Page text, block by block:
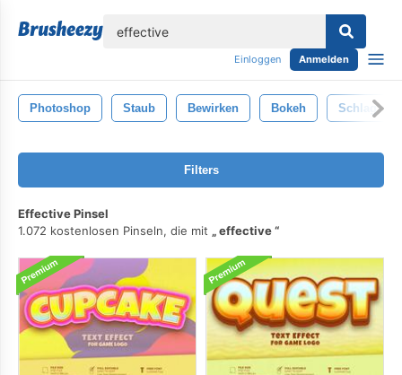
Einloggen Anmelden
Photoshop Staub Bewirken Bokeh Schlag
Filters
Effective Pinsel
1.072 kostenlosen Pinseln, die mit
effective